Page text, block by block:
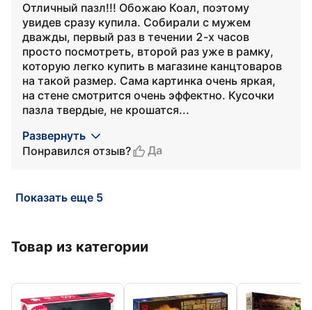
Отличный пазл!!! Обожаю Коал, поэтому
увидев сразу купила. Собирали с мужем
дважды, первый раз в течении 2-х часов
просто посмотреть, второй раз уже в рамку,
которую легко купить в магазине канцтоваров
на такой размер. Сама картинка очень яркая,
на стене смотрится очень эффектно. Кусочки
пазла твердые, не крошатся...
Развернуть
Понравился отзыв?
Да
Показать еще 5
Товар из категории